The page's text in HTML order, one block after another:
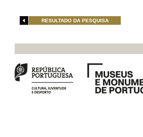
RESULTADO DA PESQUISA